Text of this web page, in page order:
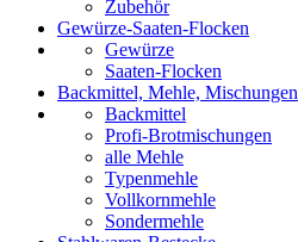
Zubehör
Gewürze-Saaten-Flocken
Gewürze
Saaten-Flocken
Backmittel, Mehle, Mischungen
Backmittel
Profi-Brotmischungen
alle Mehle
Typenmehle
Vollkornmehle
Sondermehle